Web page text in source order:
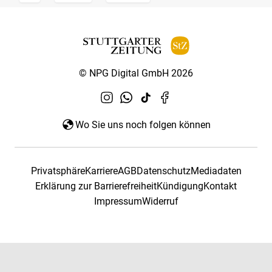
© NPG Digital GmbH 2026
Wo Sie uns noch folgen können
PrivatsphäreKarriereAGBDatenschutzMediadaten
Erklärung zur BarrierefreiheitKündigungKontakt
ImpressumWiderruf